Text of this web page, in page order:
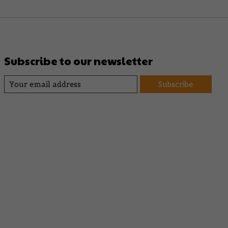
Subscribe to our newsletter
Subscribe